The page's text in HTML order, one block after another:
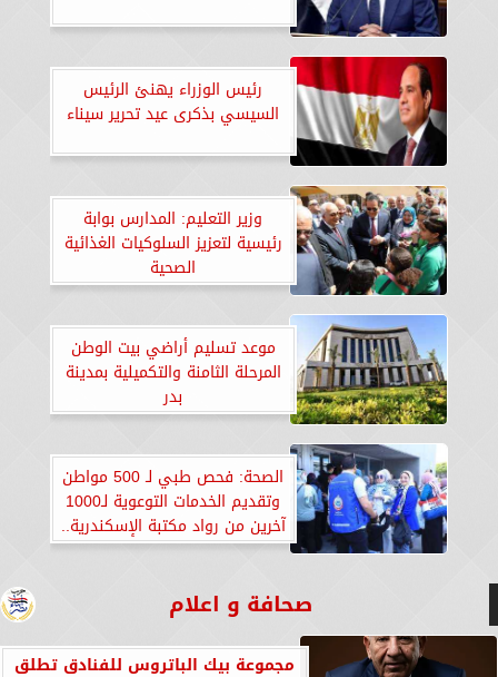
رئيس الوزراء يهنئ الرئيس
السيسي بذكرى عيد تحرير سيناء
وزير التعليم: المدارس بوابة
رئيسية لتعزيز السلوكيات الغذائية
الصحية
موعد تسليم أراضي بيت الوطن
المرحلة الثامنة والتكميلية بمدينة
بدر
الصحة: فحص طبي لـ 500 مواطن
وتقديم الخدمات التوعوية لـ1000
آخرين من رواد مكتبة الإسكندرية..
«صور»
صحافة و اعلام
مجموعة بيك الباتروس للفنادق تطلق